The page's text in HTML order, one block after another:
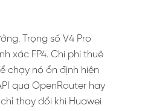
Trọng số V4 Pro
xác FP4. Chi phí thuê
chạy nó ổn định hiện
qua OpenRouter hay
chỉ thay đổi khi Huawei